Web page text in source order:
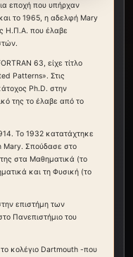
εποχή που υπήρχαν
το 1965, η αδελφή Mary
Η.Π.Α. που έλαβε
63, είχε τίτλο
Patterns». Στις
Ph.D. στην
της το έλαβε από το
Το 1932 κατατάχτηκε
Mary. Σπούδασε στο
στα Μαθηματικά (το
και τη Φυσική (το
επιστήμη των
Πανεπιστήμιο του
κολέγιο Dartmouth -που